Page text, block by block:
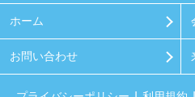
ホーム
お問い合わせ